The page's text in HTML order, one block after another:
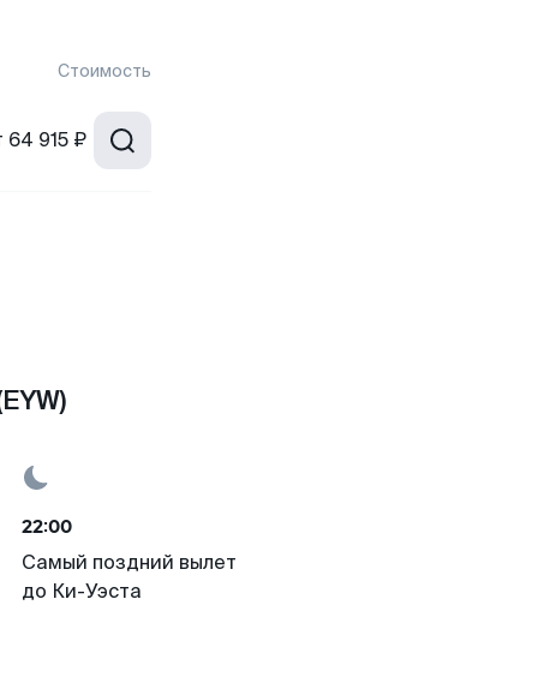
Стоимость
64 915 ₽
22:00
Самый поздний вылет
до Ки-Уэста